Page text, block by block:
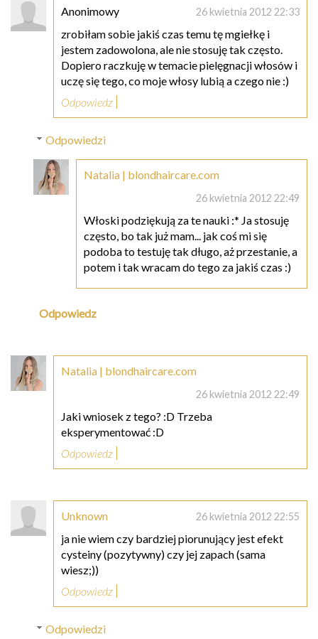
Anonimowy 26 kwietnia 2012 22:33
zrobiłam sobie jakiś czas temu tę mgiełkę i
jestem zadowolona, ale nie stosuję tak często.
Dopiero raczkuję w temacie pielęgnacji włosów i
uczę się tego, co moje włosy lubią a czego nie :)
Odpowiedz
Odpowiedzi
Natalia | blondhaircare.com
26 kwietnia 2012 22:49
Włoski podziękują za te nauki :* Ja stosuję
często, bo tak już mam... jak coś mi się
podoba to testuję tak długo, aż przestanie, a
potem i tak wracam do tego za jakiś czas :)
Odpowiedz
Natalia | blondhaircare.com
26 kwietnia 2012 22:49
Jaki wniosek z tego? :D Trzeba
eksperymentować :D
Odpowiedz
Unknown 26 kwietnia 2012 22:55
ja nie wiem czy bardziej piorunujący jest efekt
cysteiny (pozytywny) czy jej zapach (sama
wiesz;))
Odpowiedz
Odpowiedzi